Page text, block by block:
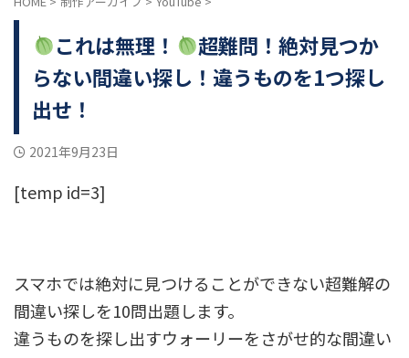
これは無理！
超難問！絶対見つか
らない間違い探し！違うものを1つ探し
出せ！
2021年9月23日
[temp id=3]
スマホでは絶対に見つけることができない超難解の
間違い探しを10問出題します。
違うものを探し出すウォーリーをさがせ的な間違い